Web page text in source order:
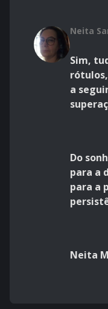
Neita
Sim,
a
Do
para a
para a
Neita